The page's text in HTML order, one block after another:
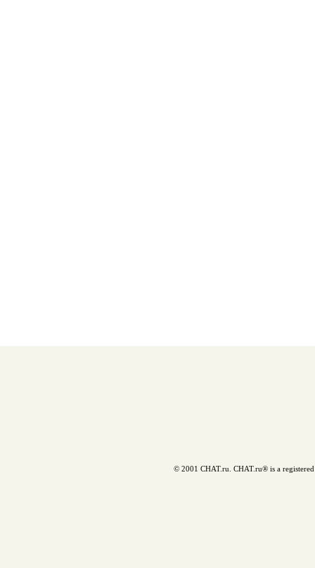
© 2001 CHAT.ru. CHAT.ru® is a